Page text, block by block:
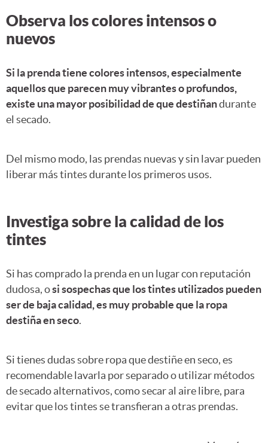
Observa los colores intensos o
nuevos
Si la prenda tiene colores intensos, especialmente
aquellos que parecen muy vibrantes o profundos,
existe una mayor posibilidad de que destiñandurante
el secado.
Del mismo modo, las prendas nuevas y sin lavar pueden
liberar más tintes durante los primeros usos.
Investiga sobre la calidad de los
tintes
Si has comprado la prenda en un lugar con reputación
dudosa, osi sospechas que los tintes utilizados pueden
ser de baja calidad, es muy probable que la ropa
destiña en seco.
Si tienes dudas sobre ropa que destiñe en seco, es
recomendable lavarla por separado o utilizar métodos
de secado alternativos, como secar al aire libre, para
evitar que los tintes se transfieran a otras prendas.